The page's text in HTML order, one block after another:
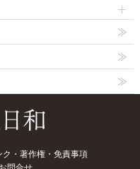
ク・著作権・免責事項